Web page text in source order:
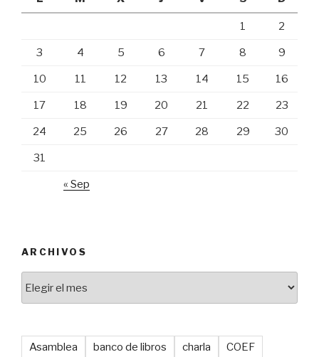
1 2
3 4 5 6 7 8 9
10 11 12 13 14 15 16
17 18 19 20 21 22 23
24 25 26 27 28 29 30
31
« Sep
ARCHIVOS
Asamblea banco de libros charla
COEF